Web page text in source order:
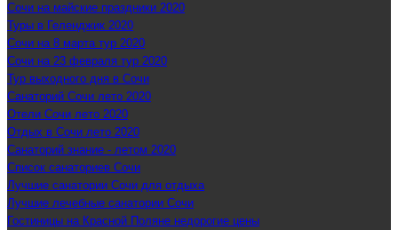
Сочи на майские праздники 2020
Туры в Геленджик 2020
Сочи на 8 марта тур 2020
Сочи на 23 февраля тур 2020
Тур выходного дня в Сочи
Санаторий Сочи лето 2020
Отели Сочи лето 2020
Отдых в Сочи лето 2020
Санаторий знание - летом 2020
Список санаториев Сочи
Лучшие санатории Сочи для отдыха
Лучшие лечебные санатории Сочи
Гостиницы на Красной Поляне недорогие цены